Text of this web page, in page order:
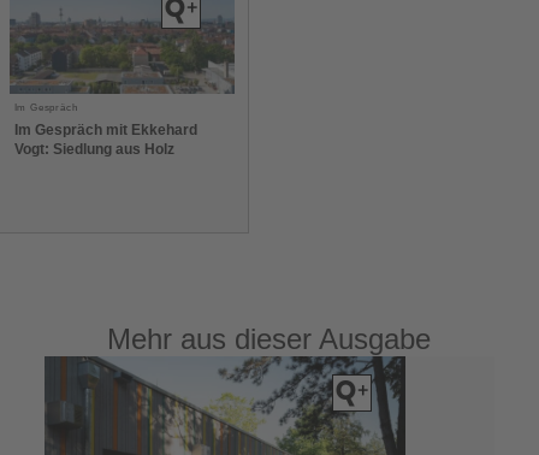
Im Gespräch
Im Gespräch mit Ekkehard
Vogt: Siedlung aus Holz
Mehr aus dieser Ausgabe